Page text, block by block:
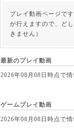
プレイ動画ページで
が行えますので、ど
きません）
最新のプレイ動画
2026年08月08日時点で
ゲームプレイ動画
2026年08月08日時点で